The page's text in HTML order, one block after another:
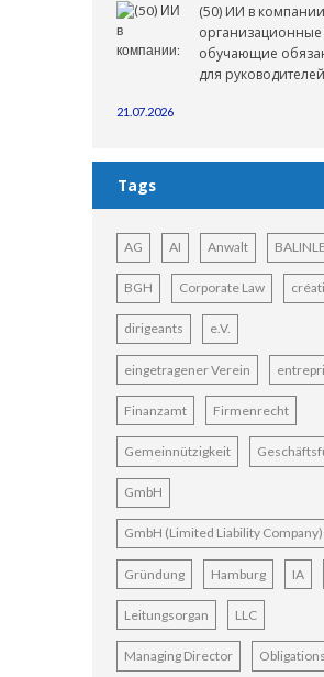
(50) ИИ в
организационные
обучающие
для руководителей
21.07.2026
Tags
AG AI Anwalt
BGH Corporate Law
dirigeants e.V.
eingetragener Verein
Finanzamt Firmenrecht
Gemeinnützigkeit
GmbH
GmbH (Limited Liability Company)
Gründung Hamburg IA
Leitungsorgan LLC
Managing Director Obligations